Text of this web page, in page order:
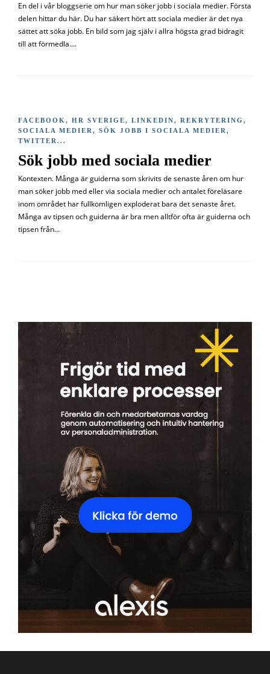
En del i vår bloggserie om hur man söker jobb i sociala medier. Första
delen hittar du här. Du har säkert hört att sociala medier är det nya
sättet att söka jobb. En bild som jag själv i allra högsta grad bidragit
till att förmedla….
FACEBOOK , HR SVERIGE, LINKEDIN, REKRYTERING ,
SOCIALA MEDIER , SÖK JOBB I SOCIALA MEDIER ,
TWITTER ...
Sök jobb med sociala medier
Kontexten. Många är guiderna som skrivits de senaste åren om hur
man söker jobb med eller via sociala medier och antalet föreläsare
inom området har fullkomligen exploderat bara det senaste året.
Många av tipsen och guiderna är bra men alltför ofta är guiderna och
tipsen från…